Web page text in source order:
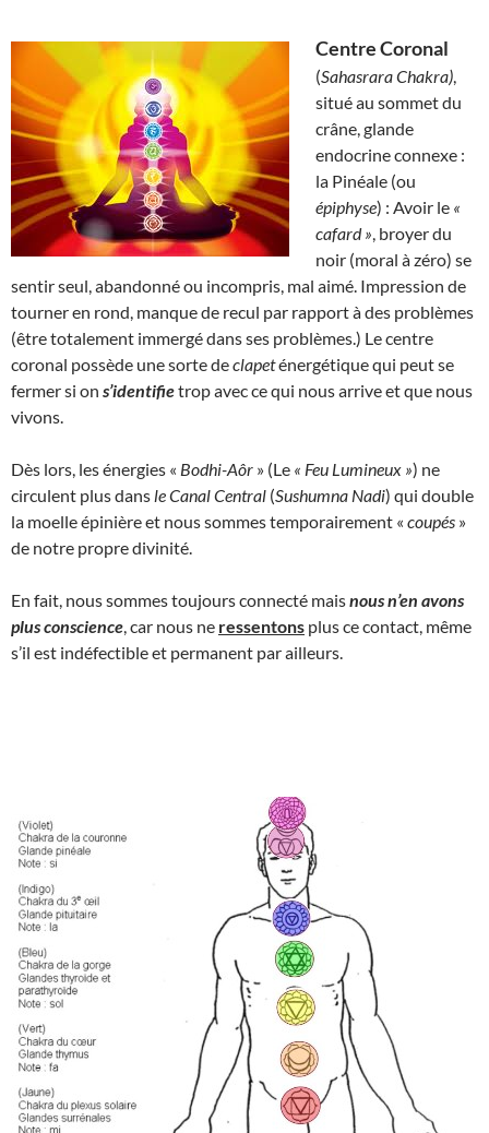
Centre Coronal
(Sahasrara Chakra)
situé au sommet du
crâne, glande
endocrine connexe :
la Pinéale (ou
épiphyse) : Avoir le «
cafard » , broyer du
noir (moral à zéro) se
sentir seul, abandonné ou incompris, mal aimé. Impression de
tourner en rond, manque de recul par rapport à des problèmes
(être totalement immergé dans ses problèmes.) Le centre
coronal possède une sorte declapeténergétique qui peut se
fermer si on s’identifietrop avec ce qui nous arrive et que nous
vivons.
Dès lors, les énergies « Bodhi-Aôr » (Le « Feu Lumineux ») ne
circulent plus dans le Canal Central (Sushumna Nadi) qui double
la moelle épinière et nous sommes temporairement « coupés »
de notre propre divinité.
En fait, nous sommes toujours connecté maisnous n’en avons
plus conscience , car nous ne ressentons plus ce contact, même
s’il est indéfectible et permanent par ailleurs.